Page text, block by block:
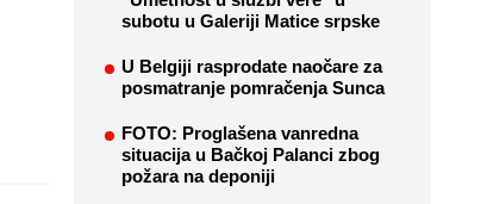
subotu u Galeriji Matice srpske
U Belgiji rasprodate naočare za
posmatranje pomračenja Sunca
FOTO: Proglašena vanredna
situacija u Bačkoj Palanci zbog
požara na deponiji